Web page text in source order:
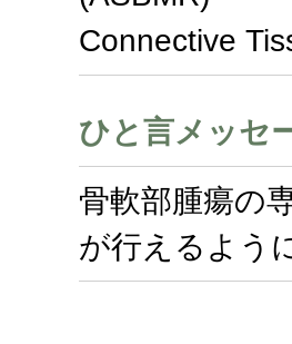
Connective
ひと言メッセ
骨軟部腫瘍の
が行えるよう